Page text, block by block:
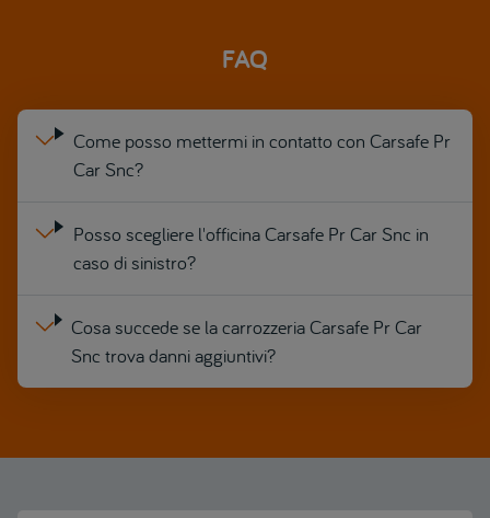
FAQ
Come posso mettermi in contatto con Carsafe Pr
Car Snc?
Posso scegliere l'officina Carsafe Pr Car Snc in
caso di sinistro?
Cosa succede se la carrozzeria Carsafe Pr Car
Snc trova danni aggiuntivi?